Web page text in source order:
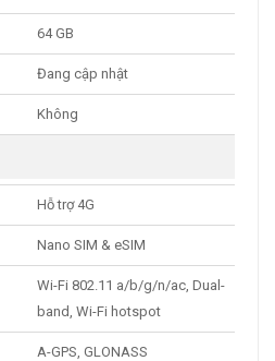
64 GB
Đang cập nhật
Không
Hỗ trợ 4G
Nano SIM & eSIM
Wi-Fi 802.11 a/b/g/n/ac, Dual-
band, Wi-Fi hotspot
A-GPS, GLONASS